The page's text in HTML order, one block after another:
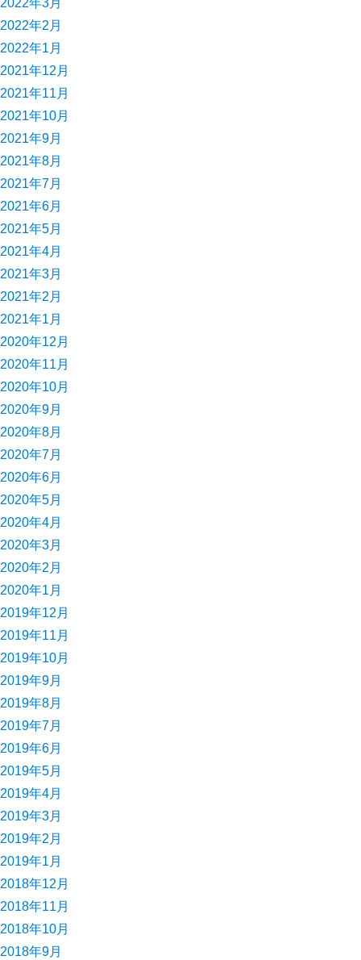
2022年3月
2022年2月
2022年1月
2021年12月
2021年11月
2021年10月
2021年9月
2021年8月
2021年7月
2021年6月
2021年5月
2021年4月
2021年3月
2021年2月
2021年1月
2020年12月
2020年11月
2020年10月
2020年9月
2020年8月
2020年7月
2020年6月
2020年5月
2020年4月
2020年3月
2020年2月
2020年1月
2019年12月
2019年11月
2019年10月
2019年9月
2019年8月
2019年7月
2019年6月
2019年5月
2019年4月
2019年3月
2019年2月
2019年1月
2018年12月
2018年11月
2018年10月
2018年9月